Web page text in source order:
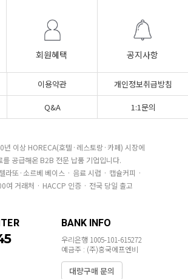
회원혜택 공지사항
이용약관
개인정보취급방침
Q&A 1:1문의
년 이상 HORECA(호텔·레스토랑·카페) 시장에
를 공급해온 B2B 전문 납품 기업입니다.
라또·소르베 베이스 · 음료 시럽 · 캡슐커피 ·
여 거래처 · HACCP 인증 · 전국 당일 출고
BANK INFO
우리은행 1005-101-615272
예금주 : (주)흥국에프엔비
대량구매 문의